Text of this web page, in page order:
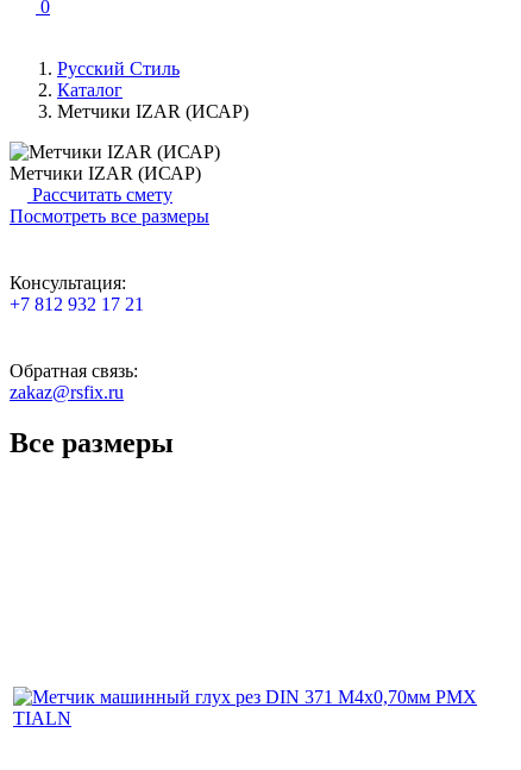
0
Русский Стиль
Каталог
Метчики IZAR (ИСАР)
Метчики IZAR (ИСАР)
Рассчитать смету
Посмотреть все размеры
Консультация:
+7 812 932 17 21
Обратная связь:
zakaz@rsfix.ru
Все размеры